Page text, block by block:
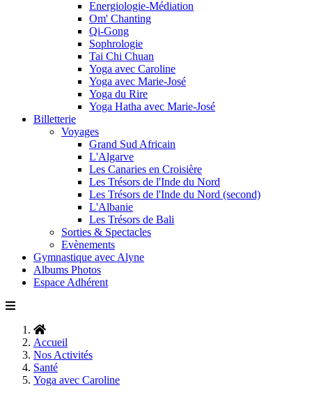
Energiologie-Médiation
Om' Chanting
Qi-Gong
Sophrologie
Tai Chi Chuan
Yoga avec Caroline
Yoga avec Marie-José
Yoga du Rire
Yoga Hatha avec Marie-José
Billetterie
Voyages
Grand Sud Africain
L'Algarve
Les Canaries en Croisière
Les Trésors de l'Inde du Nord
Les Trésors de l'Inde du Nord (second)
L'Albanie
Les Trésors de Bali
Sorties & Spectacles
Evènements
Gymnastique avec Alyne
Albums Photos
Espace Adhérent
Accueil
Nos Activités
Santé
Yoga avec Caroline